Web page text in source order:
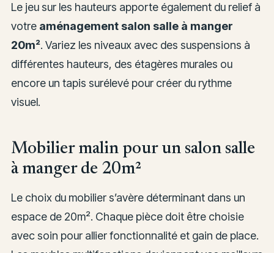
Le jeu sur les hauteurs apporte également du relief à
votre aménagement salon salle à manger
20m². Variez les niveaux avec des suspensions à
différentes hauteurs, des étagères murales ou
encore un tapis surélevé pour créer du rythme
visuel.
Mobilier malin pour un salon salle
à manger de 20m²
Le choix du mobilier s’avère déterminant dans un
espace de 20m². Chaque pièce doit être choisie
avec soin pour allier fonctionnalité et gain de place.